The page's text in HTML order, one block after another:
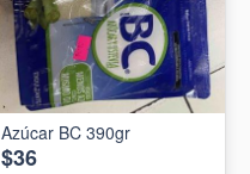
Azúcar BC 390gr
$36